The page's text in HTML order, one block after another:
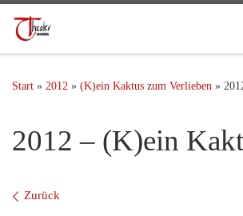
Start » 2012 » (K)ein Kaktus zum Verlieben »
2012 – (K)ein
Bilder Navigation
Zurück